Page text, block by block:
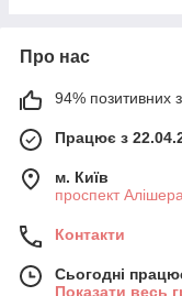
Про нас
94% позитивних з
Працює з
м. Київ
проспект
Контакти
Сьогодні
Показати весь